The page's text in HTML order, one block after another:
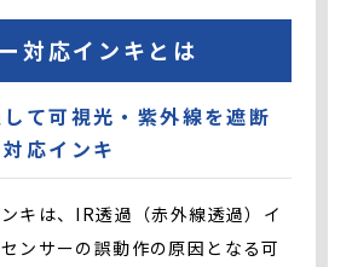
対応インキとは
て可視光・紫外線を遮断
応インキ
キは、IR透過（赤外線透過）イ
ンサーの誤動作の原因となる可